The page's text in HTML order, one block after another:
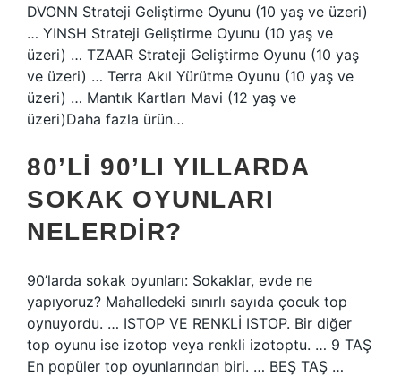
DVONN Strateji Geliştirme Oyunu (10 yaş ve üzeri)
… YINSH Strateji Geliştirme Oyunu (10 yaş ve
üzeri) … TZAAR Strateji Geliştirme Oyunu (10 yaş
ve üzeri) … Terra Akıl Yürütme Oyunu (10 yaş ve
üzeri) … Mantık Kartları Mavi (12 yaş ve
üzeri)Daha fazla ürün…
80’LI 90’LI YILLARDA
SOKAK OYUNLARI
NELERDIR?
90’larda sokak oyunları: Sokaklar, evde ne
yapıyoruz? Mahalledeki sınırlı sayıda çocuk top
oynuyordu. … ISTOP VE RENKLİ ISTOP. Bir diğer
top oyunu ise izotop veya renkli izotoptu. … 9 TAŞ
En popüler top oyunlarından biri. … BEŞ TAŞ …